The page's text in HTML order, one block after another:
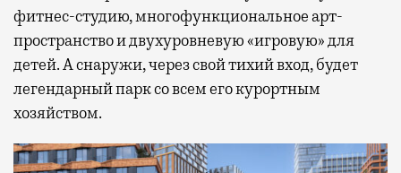
фитнес-студию, многофункциональное арт-
пространство и двухуровневую «игровую» для
детей. А снаружи, через свой тихий вход, будет
легендарный парк со всем его курортным
хозяйством.